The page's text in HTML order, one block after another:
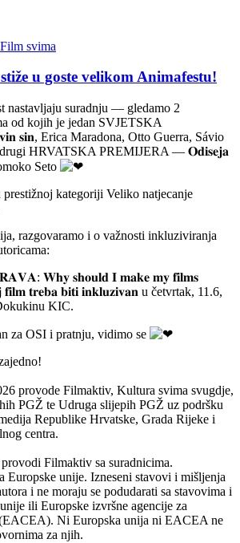
Film svima
u goste velikom Animafestu!
nastavljaju suradnju — gledamo 2
od kojih je jedan SVJETSKA
𝐬𝐢𝐧, Erica Maradona, Otto Guerra, Sávio
HRVATSKA PREMIJERA — 𝐎𝐝𝐢𝐬𝐞𝐣𝐚
Seto
prestižnoj kategoriji Veliko natjecanje
razgovaramo i o važnosti inkluziviranja
𝐖𝐡𝐲 𝐬𝐡𝐨𝐮𝐥𝐝 𝐈 𝐦𝐚𝐤𝐞 𝐦𝐲 𝐟𝐢𝐥𝐦𝐬
𝐭𝐫𝐞𝐛𝐚 𝐛𝐢𝐭𝐢 𝐢𝐧𝐤𝐥𝐮𝐳𝐢𝐯𝐚𝐧 u četvrtak, 11.6,
KIC.
za OSI i pratnju, vidimo se
provode Filmaktiv, Kultura svima svugdje,
PGŽ te Udruga slijepih PGŽ uz podršku
Republike Hrvatske, Grada Rijeke i
centra.
Filmaktiv sa suradnicima.
Europske unije. Izneseni stavovi i mišljenja
i ne moraju se podudarati sa stavovima i
ili Europske izvršne agencije za
Ni Europska unija ni EACEA ne
za njih.